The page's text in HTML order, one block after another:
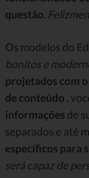
questão
Os modelos do
bonitos e
projetados com
de conteúdo ,
informações de
separados e até
específicos para
será capaz de